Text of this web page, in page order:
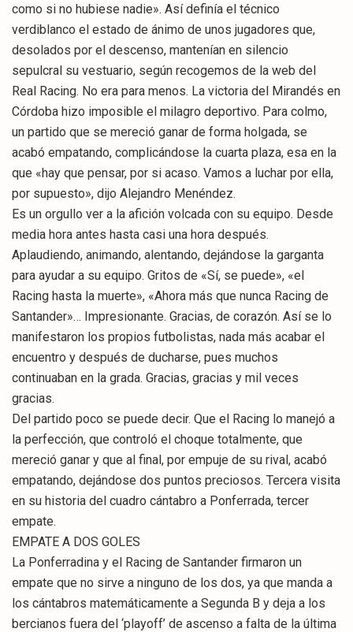
como si no hubiese nadie». Así definía el técnico
verdiblanco el estado de ánimo de unos jugadores que,
desolados por el descenso, mantenían en silencio
sepulcral su vestuario, según recogemos de la web del
Real Racing. No era para menos. La victoria del Mirandés en
Córdoba hizo imposible el milagro deportivo. Para colmo,
un partido que se mereció ganar de forma holgada, se
acabó empatando, complicándose la cuarta plaza, esa en la
que «hay que pensar, por si acaso. Vamos a luchar por ella,
por supuesto», dijo Alejandro Menéndez.
Es un orgullo ver a la afición volcada con su equipo. Desde
media hora antes hasta casi una hora después.
Aplaudiendo, animando, alentando, dejándose la garganta
para ayudar a su equipo. Gritos de «Sí, se puede», «el
Racing hasta la muerte», «Ahora más que nunca Racing de
Santander»… Impresionante. Gracias, de corazón. Así se lo
manifestaron los propios futbolistas, nada más acabar el
encuentro y después de ducharse, pues muchos
continuaban en la grada. Gracias, gracias y mil veces
gracias.
Del partido poco se puede decir. Que el Racing lo manejó a
la perfección, que controló el choque totalmente, que
mereció ganar y que al final, por empuje de su rival, acabó
empatando, dejándose dos puntos preciosos. Tercera visita
en su historia del cuadro cántabro a Ponferrada, tercer
empate.
EMPATE A DOS GOLES
La Ponferradina y el Racing de Santander firmaron un
empate que no sirve a ninguno de los dos, ya que manda a
los cántabros matemáticamente a Segunda B y deja a los
bercianos fuera del ‘playoff’ de ascenso a falta de la última